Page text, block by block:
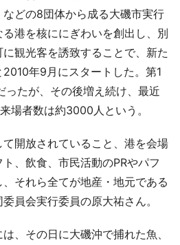
どの8団体から成る大磯市実行
港を核ににぎわいを創出し、別
観光客を誘致することで、新た
年9月にスタートした。第1
ったが、その後増え続け、最近
場者数は約3000人という。
開放されていること、港を会場
、飲食、市民活動のPRやパフ
それら全てが地産・地元である
員会実行委員の原大祐さん。
、その日に大磯沖で捕れた魚、